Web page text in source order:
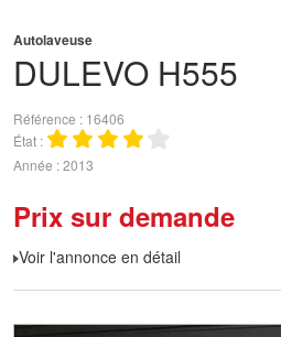
DULEVO H555
Autolaveuse
Référence
16406
État
Année 2013
Prix sur demande
Voir l'annonce en détail